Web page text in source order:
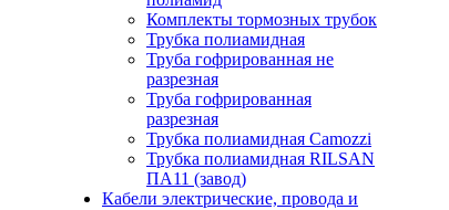
Комплекты тормозных трубок
Трубка полиамидная
Труба гофрированная не
разрезная
Труба гофрированная
разрезная
Трубка полиамидная Camozzi
Трубка полиамидная RILSAN
ПА11 (завод)
Кабели электрические, провода и